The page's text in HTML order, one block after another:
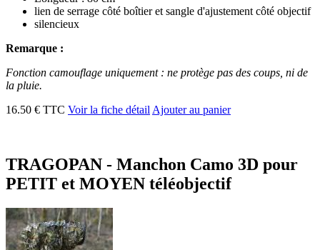
lien de serrage côté boîtier et sangle d'ajustement côté objectif
silencieux
Remarque :
Fonction camouflage uniquement : ne protège pas des coups, ni de
la pluie.
16.50 € TTC Voir la fiche détail Ajouter au panier
TRAGOPAN - Manchon Camo 3D pour
PETIT et MOYEN téléobjectif